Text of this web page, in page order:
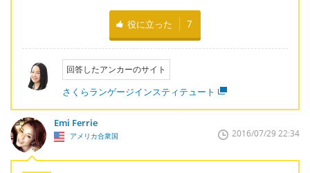
役に立った 7
回答したアンカーのサイト
さくらランゲージインスティテュート
Emi Ferrie
アメリカ合衆国 2016/07/29 22:34